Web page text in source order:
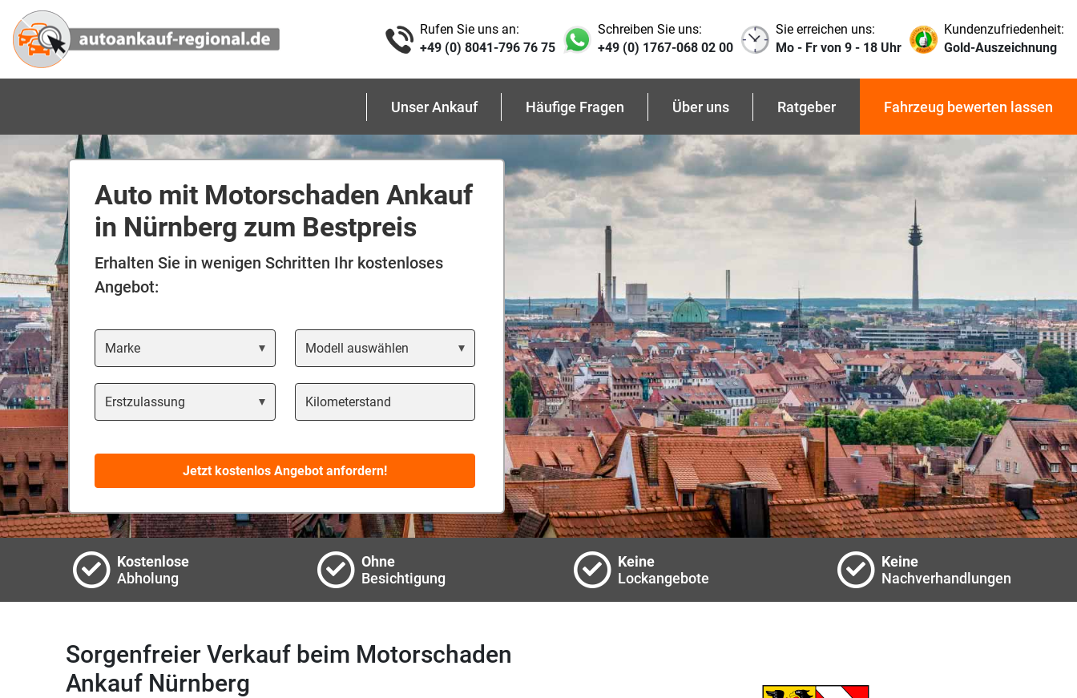
Rufen Sie uns an:
+49 (0) 8041-796 76 75
Schreiben Sie uns:
+49 (0) 1767-068 02 00
Sie erreichen uns:
Mo - Fr von 9 - 18 Uhr
Kundenzufriedenheit:
Gold-Auszeichnung
Unser Ankauf Häufige Fragen Über uns Ratgeber Fahrzeug bewerten lassen
Auto mit Motorschaden Ankauf
in Nürnberg zum Bestpreis
Erhalten Sie in wenigen Schritten Ihr kostenloses
Angebot:
Marke Modell
Year Kilometerstand
Jetzt kostenlos Angebot anfordern!
Kostenlose
Abholung
Ohne
Besichtigung
Keine
Lockangebote
Keine
Nachverhandlungen
Sorgenfreier Verkauf beim Motorschaden
Ankauf Nürnberg